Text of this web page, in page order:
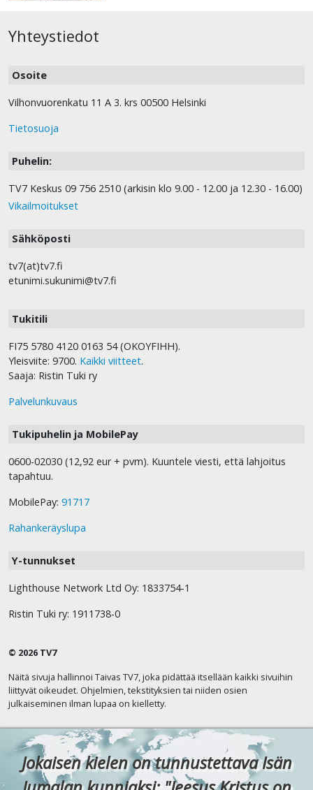
Yhteystiedot
Osoite
Vilhonvuorenkatu 11 A 3. krs 00500 Helsinki
Tietosuoja
Puhelin:
TV7 Keskus 09 756 2510 (arkisin klo 9.00 - 12.00 ja 12.30 - 16.00)
Vikailmoitukset
Sähköposti
tv7(at)tv7.fi
etunimi.sukunimi@tv7.fi
Tukitili
FI75 5780 4120 0163 54 (OKOYFIHH).
Yleisviite: 9700. Kaikki viitteet.
Saaja: Ristin Tuki ry
Palvelunkuvaus
Tukipuhelin ja MobilePay
0600-02030 (12,92 eur + pvm). Kuuntele viesti, että lahjoitus
tapahtuu.
MobilePay: 91717
Rahankeräyslupa
Y-tunnukset
Lighthouse Network Ltd Oy: 1833754-1
Ristin Tuki ry: 1911738-0
© 2026 TV7
Näitä sivuja hallinnoi Taivas TV7, joka pidättää itsellään kaikki sivuihin
liittyvät oikeudet. Ohjelmien, tekstityksien tai niiden osien
julkaiseminen ilman lupaa on kielletty.
Jokaisen kielen on tunnustettava Isän